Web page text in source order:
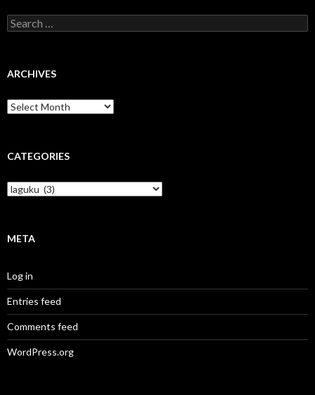
Search
for:
ARCHIVES
Archives
CATEGORIES
Categories
META
Log in
Entries feed
Comments feed
WordPress.org